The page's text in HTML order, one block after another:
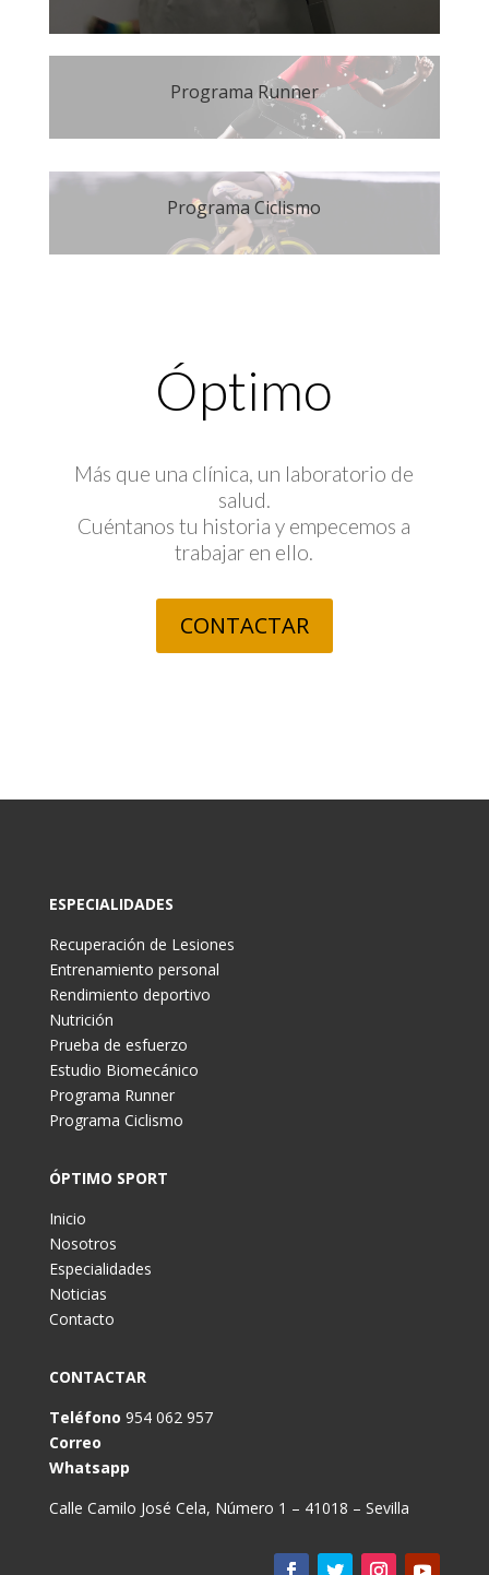
Programa Runner
Programa Ciclismo
Óptimo
Más que una clínica, un laboratorio de
salud.
Cuéntanos tu historia y empecemos a
trabajar en ello.
CONTACTAR
ESPECIALIDADES
Recuperación de Lesiones
Entrenamiento personal
Rendimiento deportivo
Nutrición
Prueba de esfuerzo
Estudio Biomecánico
Programa Runner
Programa Ciclismo
ÓPTIMO SPORT
Inicio
Nosotros
Especialidades
Noticias
Contacto
CONTACTAR
Teléfono 954 062 957
Correo
Whatsapp
Calle Camilo José Cela, Número 1 – 41018 – Sevilla